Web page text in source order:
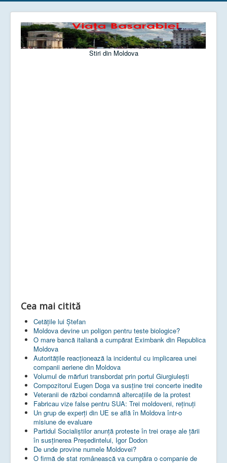
Stiri din Moldova
Cea mai citită
Cetățile lui Ștefan
Moldova devine un poligon pentru teste biologice?
O mare bancă italiană a cumpărat Eximbank din Republica
Moldova
Autoritățile reacționează la incidentul cu implicarea unei
companii aeriene din Moldova
Volumul de mărfuri transbordat prin portul Giurgiulești
Compozitorul Eugen Doga va susţine trei concerte inedite
Veteranii de război condamnă altercaţiile de la protest
Fabricau vize false pentru SUA: Trei moldoveni, reținuți
Un grup de experţi din UE se află în Moldova într-o
misiune de evaluare
Partidul Socialiștilor anunță proteste în trei orașe ale țării
în susținerea Președintelui, Igor Dodon
De unde provine numele Moldovei?
O firmă de stat românească va cumpăra o companie de